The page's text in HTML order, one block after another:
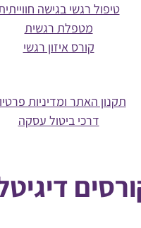
רגשי בגישה חווייתית
מטפלת רגשית
קורס איזון רגשי
האתר ומדיניות פרטיות
דרכי ביטול עסקה
דיגיטליים